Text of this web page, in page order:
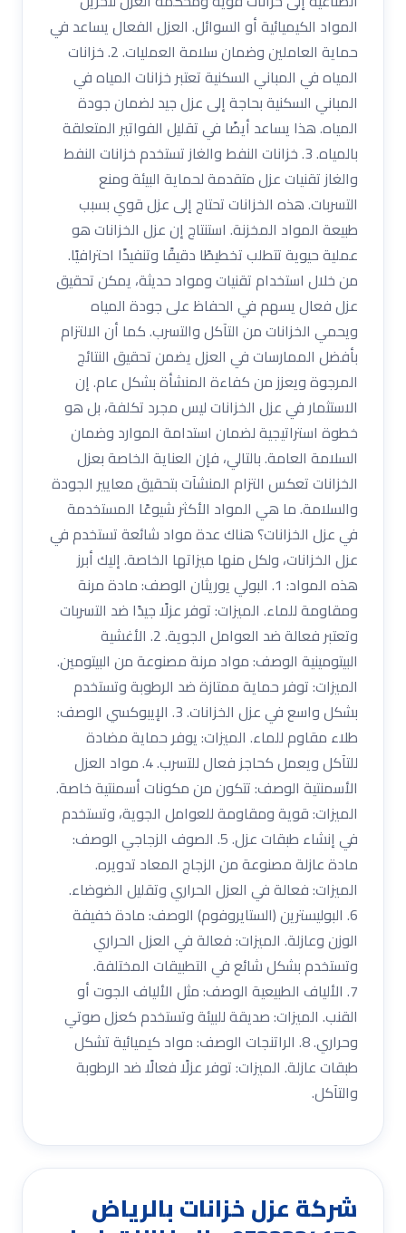
المواد الكيميائية أو السوائل. العزل الفعال يساعد في
حماية العاملين وضمان سلامة العمليات. 2. خزانات
المياه في المباني السكنية تعتبر خزانات المياه في
المباني السكنية بحاجة إلى عزل جيد لضمان جودة
المياه. هذا يساعد أيضًا في تقليل الفواتير المتعلقة
بالمياه. 3. خزانات النفط والغاز تستخدم خزانات النفط
والغاز تقنيات عزل متقدمة لحماية البيئة ومنع
التسربات. هذه الخزانات تحتاج إلى عزل قوي بسبب
طبيعة المواد المخزنة. استنتاج إن عزل الخزانات هو
عملية حيوية تتطلب تخطيطًا دقيقًا وتنفيذًا احترافيًا.
من خلال استخدام تقنيات ومواد حديثة، يمكن تحقيق
عزل فعال يسهم في الحفاظ على جودة المياه
ويحمي الخزانات من التآكل والتسرب. كما أن الالتزام
بأفضل الممارسات في العزل يضمن تحقيق النتائج
المرجوة ويعزز من كفاءة المنشأة بشكل عام. إن
الاستثمار في عزل الخزانات ليس مجرد تكلفة، بل هو
خطوة استراتيجية لضمان استدامة الموارد وضمان
السلامة العامة. بالتالي، فإن العناية الخاصة بعزل
الخزانات تعكس التزام المنشآت بتحقيق معايير الجودة
والسلامة. ما هي المواد الأكثر شيوعًا المستخدمة
في عزل الخزانات؟ هناك عدة مواد شائعة تستخدم في
عزل الخزانات، ولكل منها ميزاتها الخاصة. إليك أبرز
هذه المواد: 1. البولي يوريثان الوصف: مادة مرنة
ومقاومة للماء. الميزات: توفر عزلًا جيدًا ضد التسربات
وتعتبر فعالة ضد العوامل الجوية. 2. الأغشية
البيتومينية الوصف: مواد مرنة مصنوعة من البيتومين.
الميزات: توفر حماية ممتازة ضد الرطوبة وتستخدم
بشكل واسع في عزل الخزانات. 3. الإيبوكسي الوصف:
طلاء مقاوم للماء. الميزات: يوفر حماية مضادة
للتآكل ويعمل كحاجز فعال للتسرب. 4. مواد العزل
الأسمنتية الوصف: تتكون من مكونات أسمنتية خاصة.
الميزات: قوية ومقاومة للعوامل الجوية، وتستخدم
في إنشاء طبقات عزل. 5. الصوف الزجاجي الوصف:
مادة عازلة مصنوعة من الزجاج المعاد تدويره.
الميزات: فعالة في العزل الحراري وتقليل الضوضاء.
6. البوليسترين (الستايروفوم) الوصف: مادة خفيفة
الوزن وعازلة. الميزات: فعالة في العزل الحراري
وتستخدم بشكل شائع في التطبيقات المختلفة.
7. الألياف الطبيعية الوصف: مثل الألياف الجوت أو
القنب. الميزات: صديقة للبيئة وتستخدم كعزل صوتي
وحراري. 8. الراتنجات الوصف: مواد كيميائية تشكل
طبقات عازلة. الميزات: توفر عزلًا فعالًا ضد الرطوبة
والتآكل.
شركة عزل خزانات بالرياض